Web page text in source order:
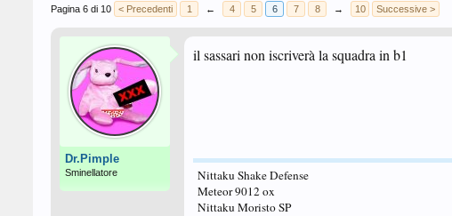
Pagina 6 di 10 < Precedenti 1 ← 4 5 6 7 8 → 10 Successive >
Dr.Pimple
Sminellatore
il sassari non iscriverà la squadra in b1
Nittaku Shake Defense
Meteor 9012 ox
Nittaku Moristo SP